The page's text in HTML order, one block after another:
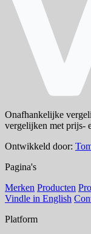
Onafhankelijke
vergelijken met prijs-
Ontwikkeld door:
Pagina's
Merken Producten
Vindle in English
Platform